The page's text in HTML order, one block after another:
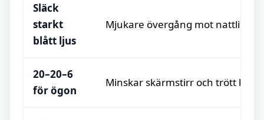
Släck
starkt
blått ljus
Mjukare övergång mot nattlig
20–20–6
för ögon
Minskar skärmstirr och trött blick